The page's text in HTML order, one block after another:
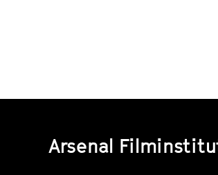
Arsenal